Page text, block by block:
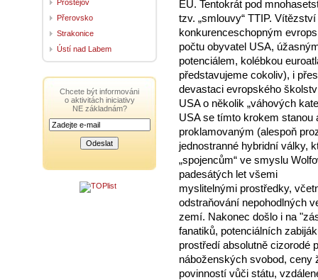
EU. Tentokrát pod
tzv. „smlouvy“ TTIP.
konkurenceschopným
počtu obyvatel USA,
potenciálem, kolébkou
představujeme cokoliv), i
devastaci evropského
USA o několik „váhových
USA se tímto krokem
proklamovaným (alespoň
jednostranné hybridní války,
„spojencům“ ve smyslu
padesátých let všemi
myslitelnými prostředky,
odstraňování nepohodlných
zemí. Nakonec došlo i na
fanatiků, potenciálních
prostředí absolutně cizorodé
náboženských svobod, ceny
povinností vůči státu,
Prostějov
Přerovsko
Strakonice
Ústí nad Labem
Chcete být informováni
o aktivitách iniciativy
NE základnám?